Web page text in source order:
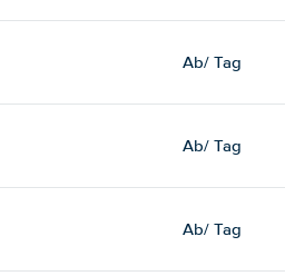
Ab/ Tag
Ab/ Tag
Ab/ Tag